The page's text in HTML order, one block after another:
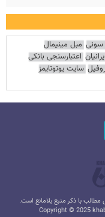
سونی مبل مینیمال
اعتبارسنجی بانکی
سایت یوتوتایمز
با ذکر منبع بلامانع است.
Copyright © 2025